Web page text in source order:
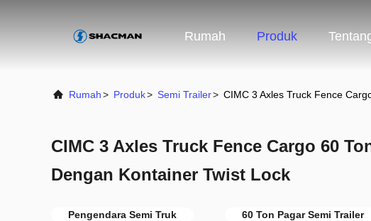
Rumah Produk
Rumah> Produk> Semi Trailer> CIMC 3 Axles Truck Fence
CIMC 3 Axles Truck Fence Cargo 60
Dengan Kontainer Twist Lock
Pengendara Semi Truk
60 Ton Pagar Semi Trailer